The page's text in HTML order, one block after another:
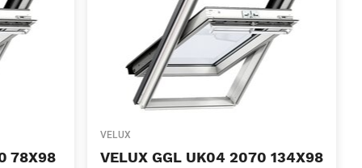
78X98
VELUX
VELUX GGL UK04 2070 134X98